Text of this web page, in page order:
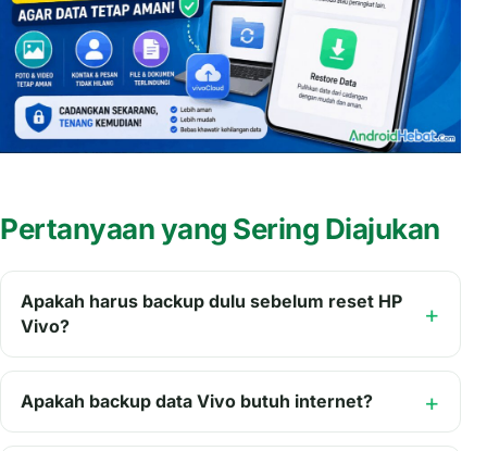
Pertanyaan yang Sering Diajukan
Apakah harus backup dulu sebelum reset HP
Vivo?
Apakah backup data Vivo butuh internet?